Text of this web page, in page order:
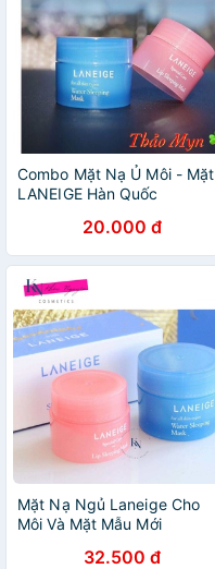
Combo Mặt Nạ Ủ Môi - Mặt
LANEIGE Hàn Quốc
20.000 đ
Mặt Nạ Ngủ Laneige Cho
Môi Và Mặt Mẫu Mới
32.500 đ